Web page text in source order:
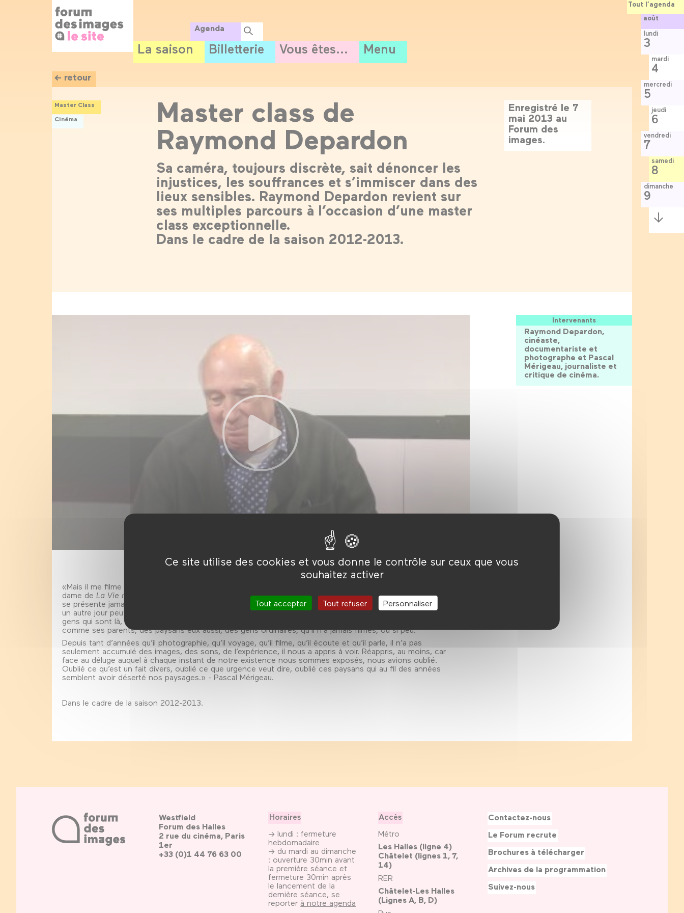
Ce site utilise des cookies et vous donne le contrôle sur ceux que vous
souhaitez activer
Tout accepter Tout refuser Personnaliser
Agenda
La saison Billetterie Vous êtes... Menu
← retour
Master Class
Cinéma
Enregistré le 7
mai 2013 au
Forum des
images.
Master class de
Raymond Depardon
Sa caméra, toujours discrète, sait dénoncer les
injustices, les souffrances et s’immiscer dans des
lieux sensibles. Raymond Depardon revient sur
ses multiples parcours à l’occasion d’une master
class exceptionnelle.
Dans le cadre de la saison 2012-2013.
Intervenants
Raymond Depardon,
cinéaste,
documentariste et
photographe et Pascal
Mérigeau, journaliste et
critique de cinéma.
«Mais il me filme ?» «Oui.» «Pour quoi faire ?» Réponse: «Parce que vous êtes là.» Elle a raison, la vieille
dame de La Vie moderne
, la seule réponse à ce «pour quoi faire» est celle-là. Vous êtes là, il vous filme. Il ne
se présente jamais sans sa caméra, Raymond Depardon, pas son genre de bavasser un moment pour revenir
un autre jour peut-être avec l’équipement nécessaire et procéder alors à une commune mise en boîte. Les
gens qui sont là, et qu’il filme, il veut pouvoir les retrouver à l’écran, sans quoi ils ne seraient plus là du tout,
comme ses parents, des paysans eux aussi, des gens ordinaires, qu’il n’a jamais filmés, ou si peu.
Depuis tant d’années qu’il photographie, qu’il voyage, qu’il filme, qu’il écoute et qu’il parle, il n’a pas
seulement accumulé des images, des sons, de l’expérience, il nous a appris à voir. Réappris, au moins, car
face au déluge auquel à chaque instant de notre existence nous sommes exposés, nous avions oublié.
Oublié ce qu’est un fait divers, oublié ce que urgence veut dire, oublié ces paysans qui au fil des années
semblent avoir déserté nos paysages.» - Pascal Mérigeau.
Dans le cadre de la saison 2012-2013.
Tout l’agenda
août
lundi
3
mardi
4
mercredi
5
jeudi
6
vendredi
7
samedi
8
dimanche
9
Semaine
suivante
Westfield
Forum des Halles
2 rue du cinéma, Paris
1er
+33 (0)1 44 76 63 00
Horaires
→ lundi : fermeture
hebdomadaire
→ du mardi au dimanche
: ouverture 30min avant
la première séance et
fermeture 30min après
le lancement de la
dernière séance, se
reporter à notre agenda
Accès
Métro
Les Halles (ligne 4)
Châtelet (lignes 1, 7,
14)
RER
Châtelet-Les Halles
(Lignes A, B, D)
Contactez-nous
Le Forum recrute
Brochures à télécharger
Archives de la programmation
Suivez-nous